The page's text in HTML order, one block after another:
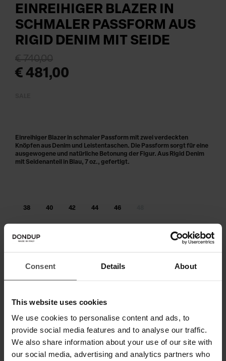
Consent Details About
This website uses cookies
We use cookies to personalise content and ads, to
provide social media features and to analyse our traffic.
We also share information about your use of our site with
our social media, advertising and analytics partners who
EINREIHIGER BLAZER IN
SCHMALER PASSFORM AUS
RIGID DENIM MIT SEIDE
€ 481,00
€ 740,00
38 40 42 44 46
verfügbar
Einreihiger Blazer in schmaler Passform mit zwei verdeckten
Knöpfen aus Denim und Leistentaschen. Die Passform sorgt für eine
ausgewogene und natürliche Betonung der Figur. Aus Rigid Denim
mit Seidenanteil in Blau, 7 oz., gefertigt.
TECHNISCHE SPEZIFIKATIONEN